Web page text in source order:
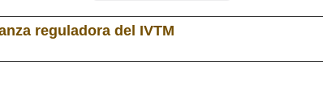
reguladora del IVTM